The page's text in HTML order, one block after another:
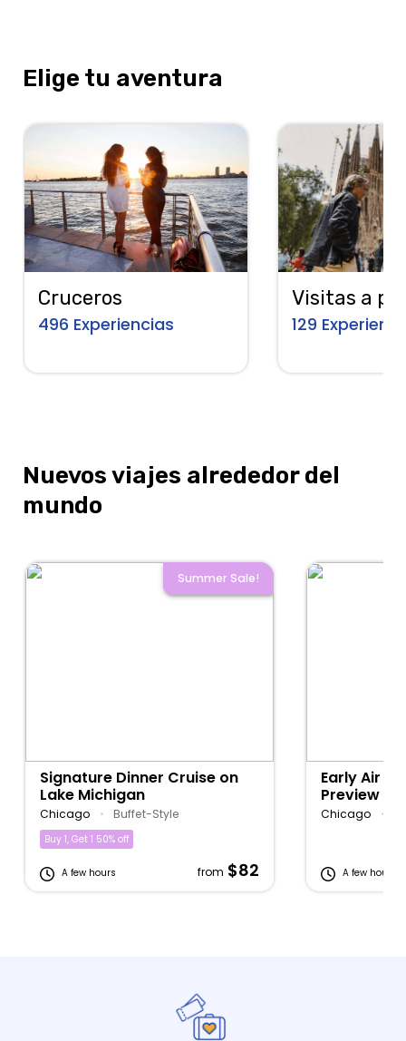
Elige tu aventura
Cruceros
496 Experiencias
Visitas a pie
129
Nuevos viajes alrededor del
mundo
Summer Sale!
Signature Dinner Cruise on
Lake Michigan
Chicago • Buffet-Style
Buy 1, Get 1 50% off
A few hours from $82
Early Air &
Preview
Cruise on
Chicago •
A few hours